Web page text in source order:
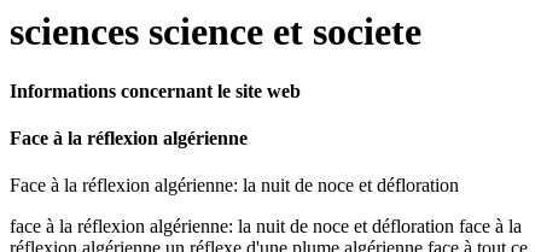
sciences science et societe
Informations concernant le site web
Face à la réflexion algérienne
Face à la réflexion algérienne: la nuit de noce et défloration
face à la réflexion algérienne: la nuit de noce et défloration face à la